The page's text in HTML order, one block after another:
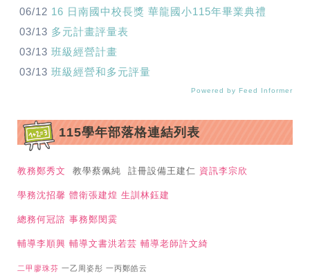
06/12 16 日南國中校長獎 華龍國小115年畢業典禮
03/13 多元計畫評量表
03/13 班級經營計畫
03/13 班級經營和多元評量
Powered by Feed Informer
115學年部落格連結列表
教務鄭秀文 教學蔡佩純 註冊設備王建仁 資訊李宗欣
學務沈招馨 體衛張建煌 生訓林鈺建
總務何冠諮 事務鄭閔霙
輔導李順興 輔導文書洪若芸 輔導老師許文綺
二甲廖珠芬 一乙周姿彤 一丙鄭皓云